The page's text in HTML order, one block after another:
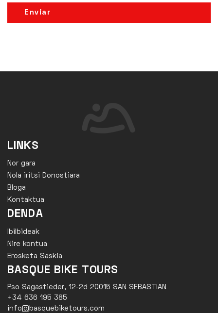
Enviar
LINKS
Nor gara
Nola iritsi Donostiara
Bloga
Kontaktua
DENDA
Ibilbideak
Nire kontua
Erosketa Saskia
BASQUE BIKE TOURS
Pso Sagastieder, 12-2d 20015 SAN SEBASTIAN
+34 636 195 385
info@basquebiketours.com